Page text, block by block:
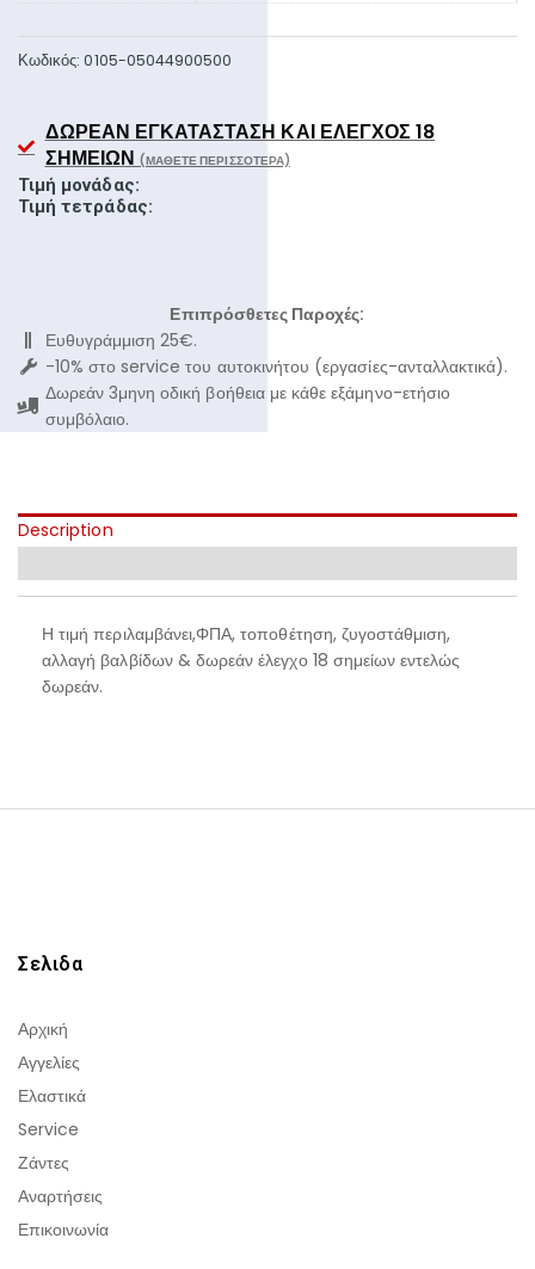
Κωδικός:0105-05044900500
ΔΩΡΕΆΝ ΕΓΚΑΤΆΣΤΑΣΗ ΚΑΙ ΈΛΕΓΧΟΣ 18
ΣΗΜΕΊΩΝ (ΜΆΘΕΤΕ ΠΕΡΙΣΣΌΤΕΡΑ)
Τιμή μονάδας:
Τιμή τετράδας:
Επιπρόσθετες Παροχές:
Ευθυγράμμιση 25€.
-10% στο service του αυτοκινήτου (εργασίες-ανταλλακτικά).
Δωρεάν 3μηνη οδική βοήθεια με κάθε εξάμηνο-ετήσιο
συμβόλαιο.
Description
Η τιμή περιλαμβάνει,ΦΠΑ, τοποθέτηση, ζυγοστάθμιση,
αλλαγή βαλβίδων & δωρεάν έλεγχο 18 σημείων εντελώς
δωρεάν.
Σελιδα
Αρχική
Αγγελίες
Ελαστικά
Service
Ζάντες
Αναρτήσεις
Επικοινωνία